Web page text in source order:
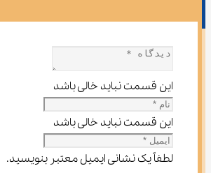
این قسمت نباید خالی باشد
این قسمت نباید خالی باشد
لطفاً یک نشانی ایمیل معتبر بنویسید.